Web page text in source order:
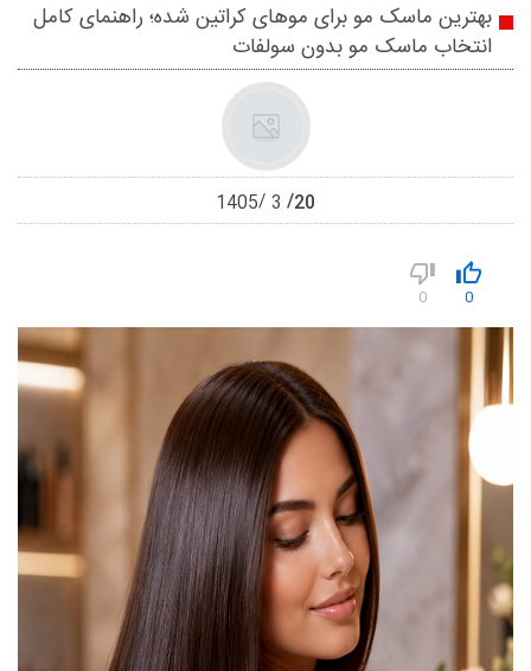
بهترین ماسک مو برای موهای کراتین شده؛ راهنمای کامل
انتخاب ماسک مو بدون سولفات
20
3
1405
0
0